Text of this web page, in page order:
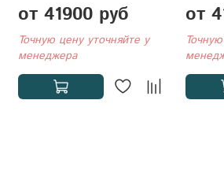
от 41900 руб
Точную цену уточняйте у
менеджера
от